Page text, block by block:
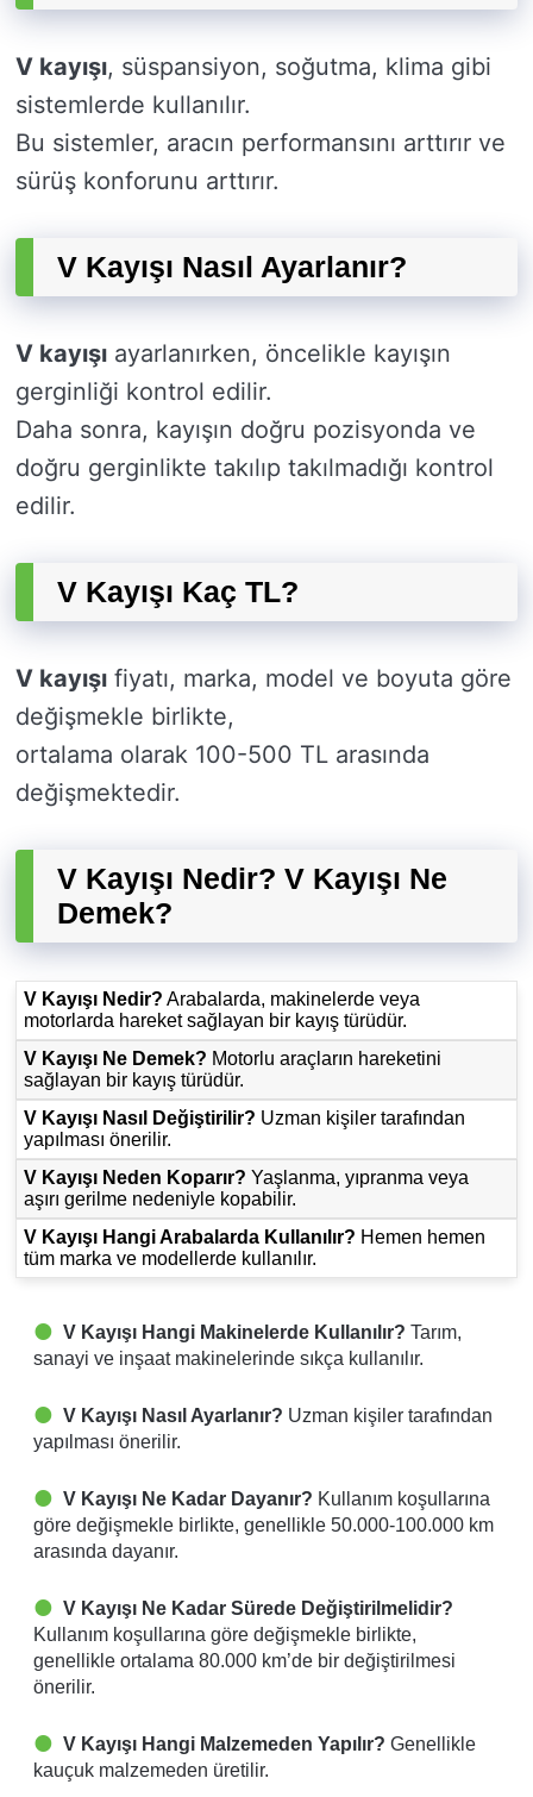
V kayışı, süspansiyon, soğutma, klima gibi
sistemlerde kullanılır.
Bu sistemler, aracın performansını arttırır ve
sürüş konforunu arttırır.
V Kayışı Nasıl Ayarlanır?
V kayışı ayarlanırken, öncelikle kayışın
gerginliği kontrol edilir.
Daha sonra, kayışın doğru pozisyonda ve
doğru gerginlikte takılıp takılmadığı kontrol
edilir.
V Kayışı Kaç TL?
V kayışı fiyatı, marka, model ve boyuta göre
değişmekle birlikte,
ortalama olarak 100-500 TL arasında
değişmektedir.
V Kayışı Nedir? V Kayışı Ne
Demek?
V Kayışı Nedir? Arabalarda, makinelerde veya
motorlarda hareket sağlayan bir kayış türüdür.
V Kayışı Ne Demek? Motorlu araçların hareketini
sağlayan bir kayış türüdür.
V Kayışı Nasıl Değiştirilir? Uzman kişiler tarafından
yapılması önerilir.
V Kayışı Neden Koparır? Yaşlanma, yıpranma veya
aşırı gerilme nedeniyle kopabilir.
V Kayışı Hangi Arabalarda Kullanılır? Hemen hemen
tüm marka ve modellerde kullanılır.
V Kayışı Hangi Makinelerde Kullanılır? Tarım,
sanayi ve inşaat makinelerinde sıkça kullanılır.
V Kayışı Nasıl Ayarlanır? Uzman kişiler tarafından
yapılması önerilir.
V Kayışı Ne Kadar Dayanır? Kullanım koşullarına
göre değişmekle birlikte, genellikle 50.000-100.000 km
arasında dayanır.
V Kayışı Ne Kadar Sürede Değiştirilmelidir?
Kullanım koşullarına göre değişmekle birlikte,
genellikle ortalama 80.000 km’de bir değiştirilmesi
önerilir.
V Kayışı Hangi Malzemeden Yapılır? Genellikle
kauçuk malzemeden üretilir.